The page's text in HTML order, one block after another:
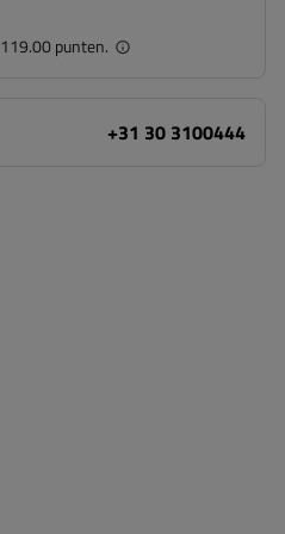
119.00 punten.
+31 30 3100444